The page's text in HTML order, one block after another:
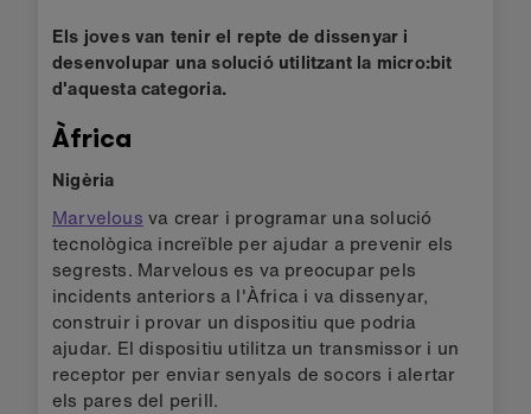
Els joves van tenir el repte de dissenyar i
desenvolupar una solució utilitzant la micro:bit
d'aquesta categoria.
Àfrica
Nigèria
Marvelous va crear i programar una solució
tecnològica increïble per ajudar a prevenir els
segrests. Marvelous es va preocupar pels
incidents anteriors a l'Àfrica i va dissenyar,
construir i provar un dispositiu que podria
ajudar. El dispositiu utilitza un transmissor i un
receptor per enviar senyals de socors i alertar
els pares del perill.